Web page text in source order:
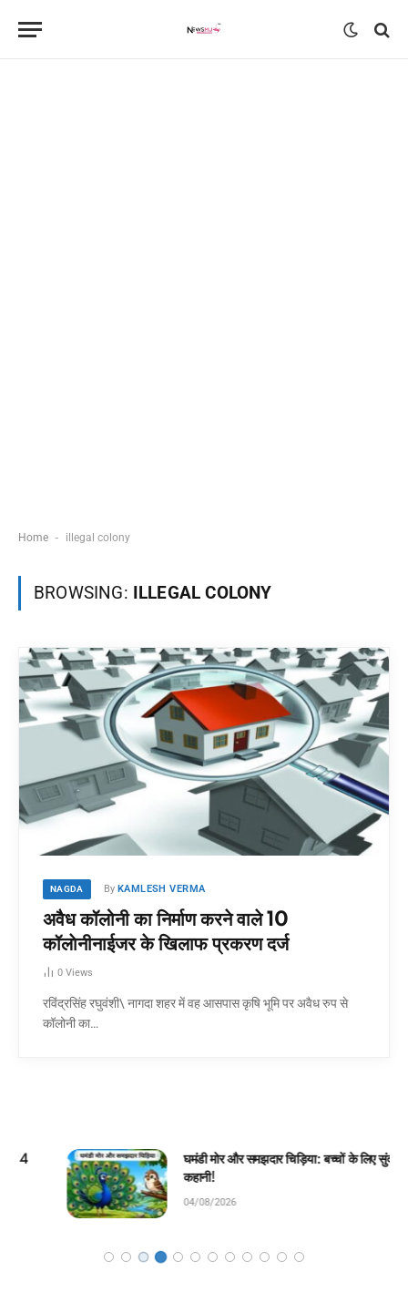
Home - illegal colony
BROWSING: ILLEGAL COLONY
NAGDA By KAMLESH VERMA
अवैध कॉलोनी का निर्माण करने वाले 10
कॉलाेनीनाईजर के खिलाफ प्रकरण दर्ज
0 Views
रविंद्रसिंह रघुवंशी\ नागदा शहर में वह आसपास कृषि भूमि पर अवैध रुप से
कॉलोनी का…
घमंडी मोर और समझदार चिड़िया: बच्चों के लिए सुंदर जंगल
कहानी!
04/08/2026